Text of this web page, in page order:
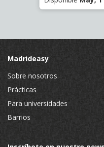
Madrideasy
Sobre nosotros
Prácticas
Para universidades
Barrios